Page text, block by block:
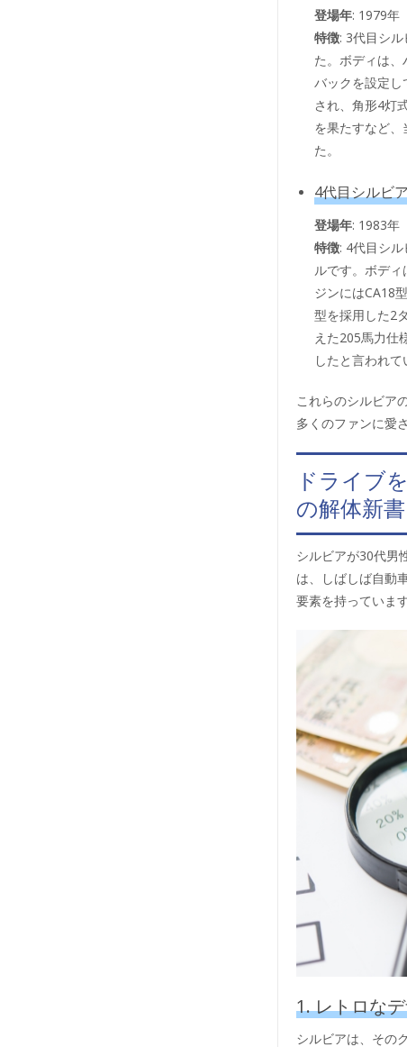
登場年: 1979年
特徴: 3代目シ
た。ボディは
バックを設定
され、角形4灯
を果たすなど
た。
4代目シルビア
登場年: 1983年
特徴: 4代目シ
ルです。ボデ
ジンにはCA18
型を採用した2
えた205馬力仕
したと言われて
これらのシルビア
多くのファンに愛
ドライブ
の解体新書
シルビアが30代男
は、しばしば自動
要素を持っています
1. レトロな
シルビアは、その